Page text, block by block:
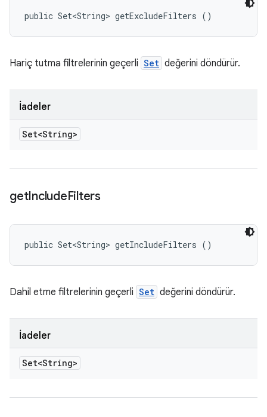
public Set<String> getExcludeFilters ()
Hariç tutma filtrelerinin geçerli Set değerini döndürür.
İadeler
Set<String>
getIncludeFilters
public Set<String> getIncludeFilters ()
Dahil etme filtrelerinin geçerli Set değerini döndürür.
İadeler
Set<String>